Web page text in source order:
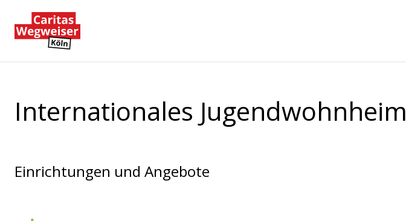
Zur Startseite navigieren
Internationales Jugendwohnheim
Einrichtungen und Angebote